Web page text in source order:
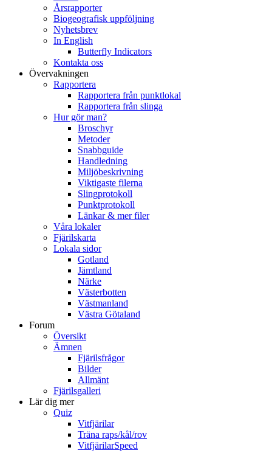
Årsrapporter
Biogeografisk uppföljning
Nyhetsbrev
In English
Butterfly Indicators
Kontakta oss
Övervakningen
Rapportera
Rapportera från punktlokal
Rapportera från slinga
Hur gör man?
Broschyr
Metoder
Snabbguide
Handledning
Miljöbeskrivning
Viktigaste filerna
Slingprotokoll
Punktprotokoll
Länkar & mer filer
Våra lokaler
Fjärilskarta
Lokala sidor
Gotland
Jämtland
Närke
Västerbotten
Västmanland
Västra Götaland
Forum
Översikt
Ämnen
Fjärilsfrågor
Bilder
Allmänt
Fjärilsgalleri
Lär dig mer
Quiz
Vitfjärilar
Träna raps/kål/rov
VitfjärilarSpeed